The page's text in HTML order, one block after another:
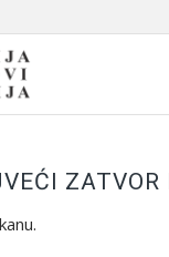
ZATVOR